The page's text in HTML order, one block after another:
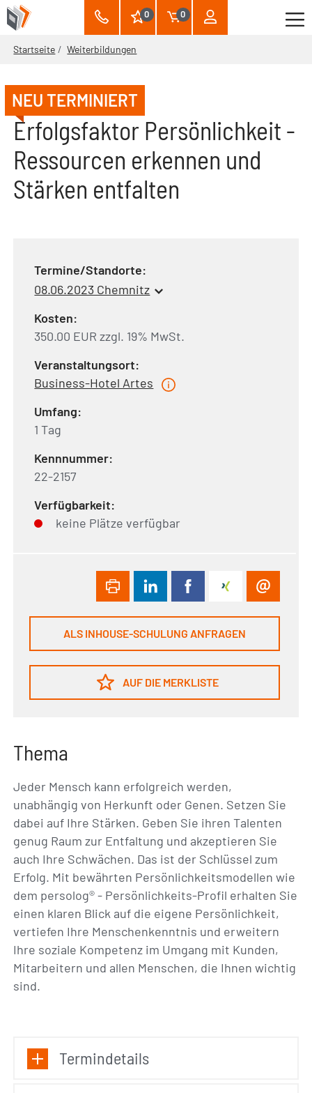
0 0
Startseite Weiterbildungen
NEU TERMINIERT
Erfolgsfaktor Persönlichkeit -
Ressourcen erkennen und
Stärken entfalten
Termine/Standorte:
08.06.2023 Chemnitz
Kosten:
350.00 EUR zzgl. 19% MwSt.
Veranstaltungsort:
Business-Hotel Artes
Umfang:
1 Tag
Kennnummer:
22-2157
Verfügbarkeit:
keine Plätze verfügbar
ALS INHOUSE-SCHULUNG ANFRAGEN
AUF DIE MERKLISTE
Thema
Jeder Mensch kann erfolgreich werden,
unabhängig von Herkunft oder Genen. Setzen Sie
dabei auf Ihre Stärken. Geben Sie ihren Talenten
genug Raum zur Entfaltung und akzeptieren Sie
auch Ihre Schwächen. Das ist der Schlüssel zum
Erfolg. Mit bewährten Persönlichkeitsmodellen wie
dem persolog® - Persönlichkeits-Profil erhalten Sie
einen klaren Blick auf die eigene Persönlichkeit,
vertiefen Ihre Menschenkenntnis und erweitern
Ihre soziale Kompetenz im Umgang mit Kunden,
Mitarbeitern und allen Menschen, die Ihnen wichtig
sind.
Termindetails